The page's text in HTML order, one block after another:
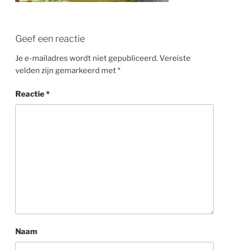
Geef een reactie
Je e-mailadres wordt niet gepubliceerd.Vereiste
velden zijn gemarkeerd met*
Reactie*
Naam